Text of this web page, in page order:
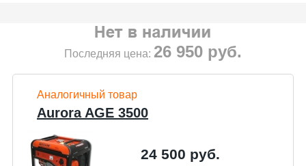
Последняя цена: 26 950 руб.
Аналогичный товар
Aurora AGE 3500
24 500 руб.